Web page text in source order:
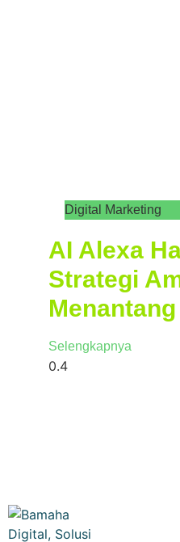
Digital Marketing
AI Alexa
Strategi
Selengkapnya